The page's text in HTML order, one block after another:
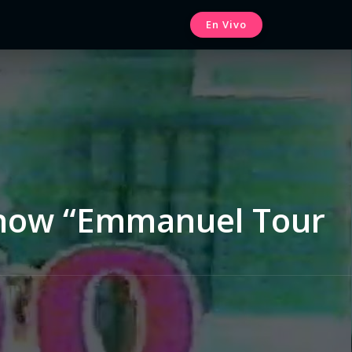
En Vivo
“Emmanuel Tour